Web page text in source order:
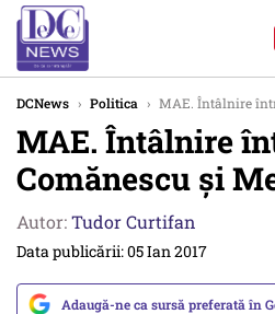
DCNews › Politica › MAE. Întâlnire
MAE. Întâlnire
Comănescu și
Autor:Tudor Curtifan
Data publicării: 05 Ian 2017
Adaugă-ne ca sursă preferată în